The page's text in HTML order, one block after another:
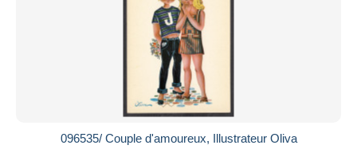
096535/ Couple d'amoureux, Illustrateur Oliva